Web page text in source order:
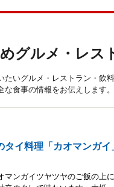
グルメ・レス
たいグルメ・レストラン・飲
食事の情報をお伝えします。
イ料理「カオマンガイ
マンガイツヤツヤのご飯の上